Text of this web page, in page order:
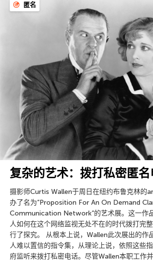
匿名
复杂的艺术：拨打私密匿
摄影师Curtis Wallen于周日在纽约布鲁克林的
办了名为”Proposition For An On Demand
Communication Network”的艺术展。这一作
人如何在这个网络监视无处不在的时代拨打完
行了探究。 从根本上说，Wallen此次展出的作
人难以置信的指令集，从理论上说，依照这些
府监听来拨打私密电话。尽管Wallen本职工作